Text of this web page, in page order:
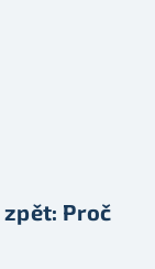
Proč